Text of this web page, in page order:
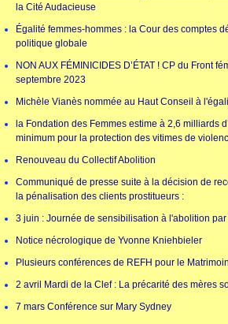
la Cité Audacieuse
Égalité femmes-hommes : la Cour des comptes
politique globale
NON AUX FÉMINICIDES D’ÉTAT ! CP du Front
septembre 2023
Michèle Vianès nommée au Haut Conseil à
la Fondation des Femmes estime à 2,6 milliards
minimum pour la protection des vitimes de
Renouveau du Collectif Abolition
Communiqué de presse suite à la décision de
la pénalisation des clients prostitueurs :
3 juin : Journée de sensibilisation à l'abolition
Notice nécrologique de Yvonne Kniehbieler
Plusieurs conférences de REFH pour le
2 avril Mardi de la Clef : La précarité des mères
7 mars Conférence sur Mary Sydney